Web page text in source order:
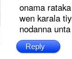
onama
wen karala
nodanna
Reply